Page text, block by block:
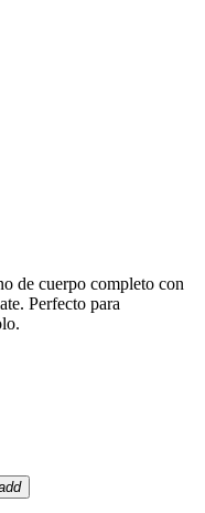
de cuerpo completo con
Perfecto para